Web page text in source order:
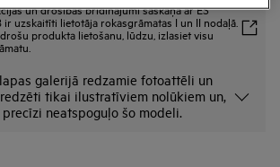
un drošības brīdinājumi saskaņā ar ES
uzskaitīti lietotāja rokasgrāmatas I un II nodaļā.
produkta lietošanu, lūdzu, izlasiet visu
galerijā redzamie fotoattēli un
tikai ilustratīviem nolūkiem un,
neatspoguļo šo modeli.